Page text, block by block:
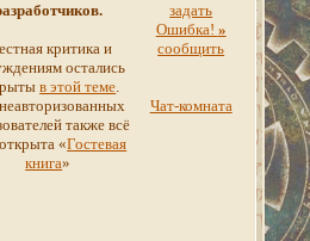
критика и
остались
в этой теме.
также всё
«Гостевая
книга»
задать
Ошибка! »
сообщить
Чат-комната